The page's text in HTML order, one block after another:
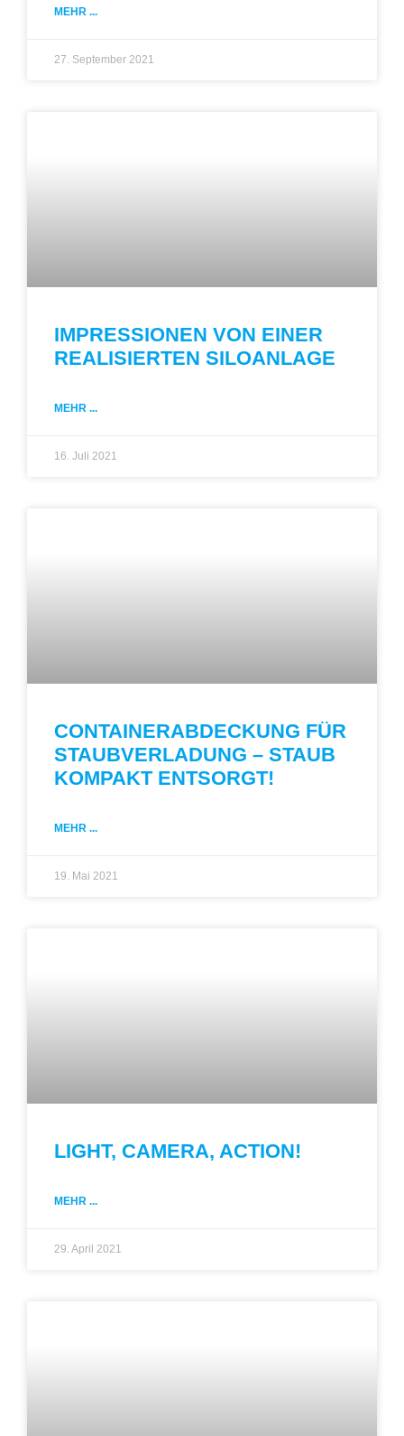
MEHR ...
27. September 2021
IMPRESSIONEN VON EINER
REALISIERTEN SILOANLAGE
MEHR ...
16. Juli 2021
CONTAINERABDECKUNG FÜR
STAUBVERLADUNG – STAUB
KOMPAKT ENTSORGT!
MEHR ...
19. Mai 2021
LIGHT, CAMERA, ACTION!
MEHR ...
29. April 2021